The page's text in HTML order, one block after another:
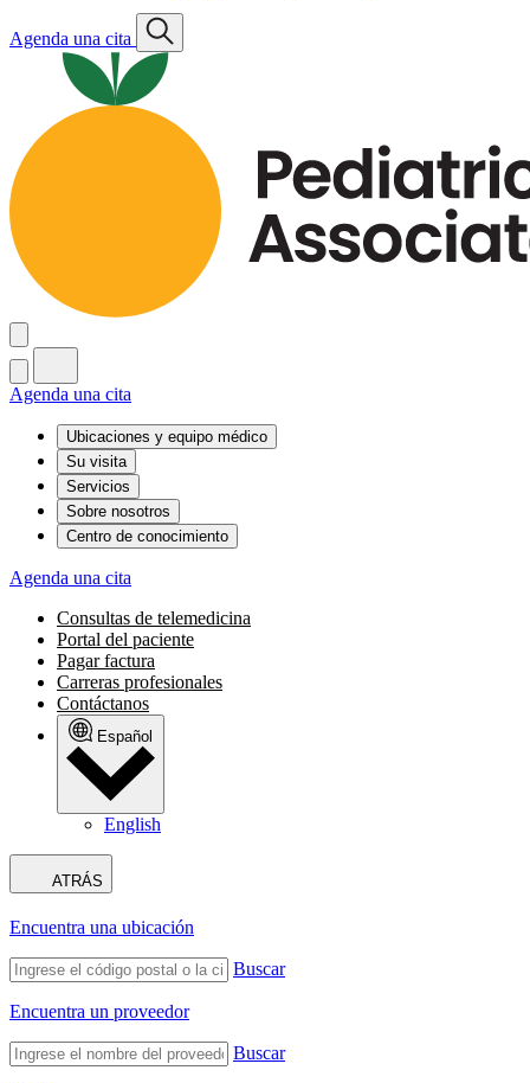
Agenda una cita
Agenda una cita
Ubicaciones y equipo médico
Su visita
Servicios
Sobre nosotros
Centro de conocimiento
Agenda una cita
Consultas de telemedicina
Portal del paciente
Pagar factura
Carreras profesionales
Contáctanos
Español
English
ATRÁS
Encuentra una ubicación
Buscar
Encuentra un proveedor
Buscar